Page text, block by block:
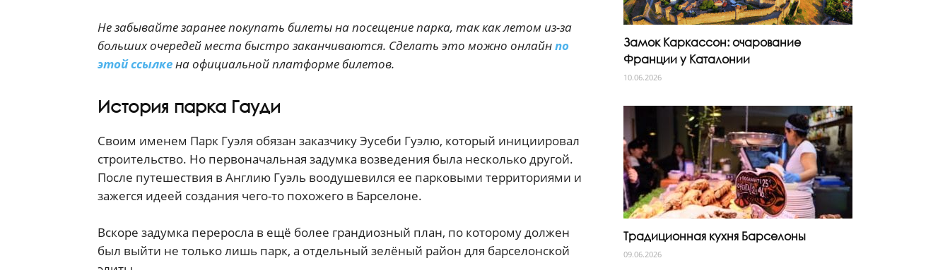
Не забывайте заранее покупать билеты на посещение парка, так как летом из-за
больших очередей места быстро заканчиваются. Сделать это можно онлайнпо
этой ссылкена официальной платформе билетов.
История парка Гауди
Своим именем Парк Гуэля обязан заказчику Эусеби Гуэлю, который инициировал
строительство. Но первоначальная задумка возведения была несколько другой.
После путешествия в Англию Гуэль воодушевился ее парковыми территориями и
зажегся идеей создания чего-то похожего в Барселоне.
Вскоре задумка переросла в ещё более грандиозный план, по которому должен
был выйти не только лишь парк, а отдельный зелёный район для барселонской
Замок Каркассон: очарование
Франции у Каталонии
10.06.2026
Традиционная кухня Барселоны
09.06.2026